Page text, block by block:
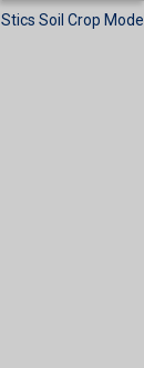
Stics Soil Crop Model